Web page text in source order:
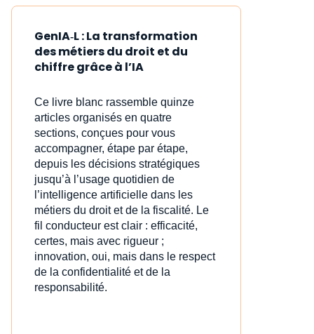
GenIA‑L : La transformation
des métiers du droit et du
chiffre grâce à l’IA
Ce livre blanc rassemble quinze
articles organisés en quatre
sections, conçues pour vous
accompagner, étape par étape,
depuis les décisions stratégiques
jusqu’à l’usage quotidien de
l’intelligence artificielle dans les
métiers du droit et de la fiscalité. Le
fil conducteur est clair : efficacité,
certes, mais avec rigueur ;
innovation, oui, mais dans le respect
de la confidentialité et de la
responsabilité.